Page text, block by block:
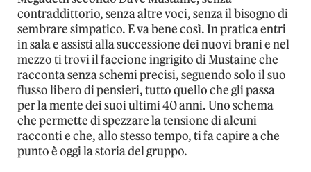
contraddittorio, senza altre voci, senza il bisogno di
sembrare simpatico. E va bene così. In pratica entri
in sala e assisti alla successione dei nuovi brani e nel
mezzo ti trovi il faccione ingrigito di Mustaine che
racconta senza schemi precisi, seguendo solo il suo
flusso libero di pensieri, tutto quello che gli passa
per la mente dei suoi ultimi 40 anni. Uno schema
che permette di spezzare la tensione di alcuni
racconti e che, allo stesso tempo, ti fa capire a che
punto è oggi la storia del gruppo.